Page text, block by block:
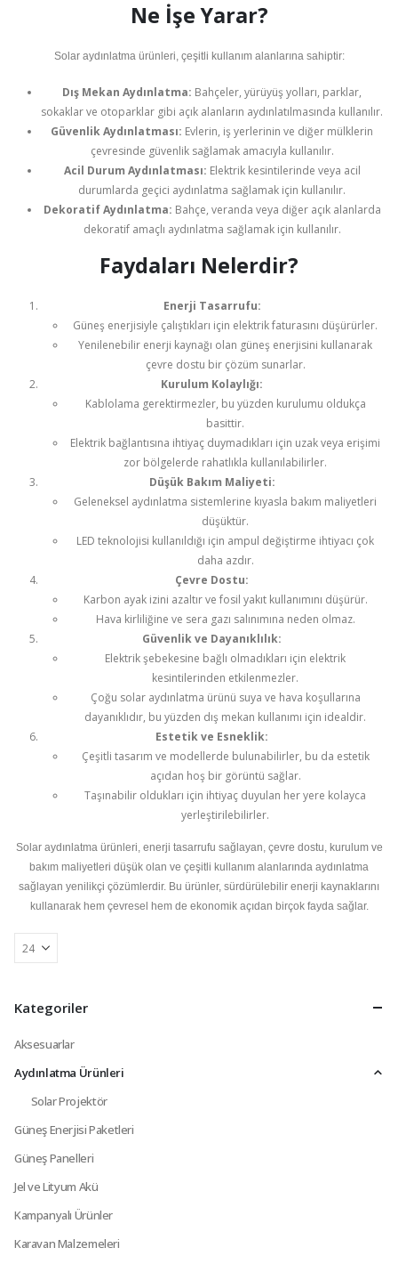
Ne İşe Yarar?
Solar aydınlatma ürünleri, çeşitli kullanım alanlarına sahiptir:
Dış Mekan Aydınlatma: Bahçeler, yürüyüş yolları, parklar,
sokaklar ve otoparklar gibi açık alanların aydınlatılmasında kullanılır.
Güvenlik Aydınlatması: Evlerin, iş yerlerinin ve diğer mülklerin
çevresinde güvenlik sağlamak amacıyla kullanılır.
Acil Durum Aydınlatması: Elektrik kesintilerinde veya acil
durumlarda geçici aydınlatma sağlamak için kullanılır.
Dekoratif Aydınlatma: Bahçe, veranda veya diğer açık alanlarda
dekoratif amaçlı aydınlatma sağlamak için kullanılır.
Faydaları Nelerdir?
Enerji Tasarrufu:
Güneş enerjisiyle çalıştıkları için elektrik faturasını düşürürler.
Yenilenebilir enerji kaynağı olan güneş enerjisini kullanarak
çevre dostu bir çözüm sunarlar.
Kurulum Kolaylığı:
Kablolama gerektirmezler, bu yüzden kurulumu oldukça
basittir.
Elektrik bağlantısına ihtiyaç duymadıkları için uzak veya erişimi
zor bölgelerde rahatlıkla kullanılabilirler.
Düşük Bakım Maliyeti:
Geleneksel aydınlatma sistemlerine kıyasla bakım maliyetleri
düşüktür.
LED teknolojisi kullanıldığı için ampul değiştirme ihtiyacı çok
daha azdır.
Çevre Dostu:
Karbon ayak izini azaltır ve fosil yakıt kullanımını düşürür.
Hava kirliliğine ve sera gazı salınımına neden olmaz.
Güvenlik ve Dayanıklılık:
Elektrik şebekesine bağlı olmadıkları için elektrik
kesintilerinden etkilenmezler.
Çoğu solar aydınlatma ürünü suya ve hava koşullarına
dayanıklıdır, bu yüzden dış mekan kullanımı için idealdir.
Estetik ve Esneklik:
Çeşitli tasarım ve modellerde bulunabilirler, bu da estetik
açıdan hoş bir görüntü sağlar.
Taşınabilir oldukları için ihtiyaç duyulan her yere kolayca
yerleştirilebilirler.
Solar aydınlatma ürünleri, enerji tasarrufu sağlayan, çevre dostu, kurulum ve
bakım maliyetleri düşük olan ve çeşitli kullanım alanlarında aydınlatma
sağlayan yenilikçi çözümlerdir. Bu ürünler, sürdürülebilir enerji kaynaklarını
kullanarak hem çevresel hem de ekonomik açıdan birçok fayda sağlar.
Kategoriler
Aksesuarlar
Aydınlatma Ürünleri
Solar Projektör
Güneş Enerjisi Paketleri
Güneş Panelleri
Jel ve Lityum Akü
Kampanyalı Ürünler
Karavan Malzemeleri